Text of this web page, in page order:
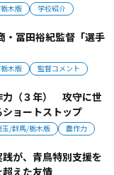
木版 学校紹介
・冨田裕紀監督「選手
木版 監督コメント
力（３年） 攻守に世
ョートストップ
玉/群馬/栃木版 農作力
践が、青鳥特別支援を
えた友情